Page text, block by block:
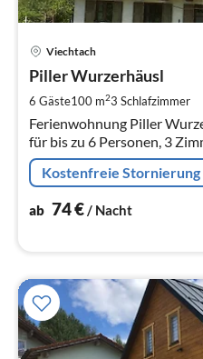
Viechtach
Piller Wurzerhäusl
6 Gäste100 m23 Schlafzimmer
Ferienwohnung Piller
für bis zu 6 Personen, 3
Kostenfreie Stornierung
ab 74€/ Nacht